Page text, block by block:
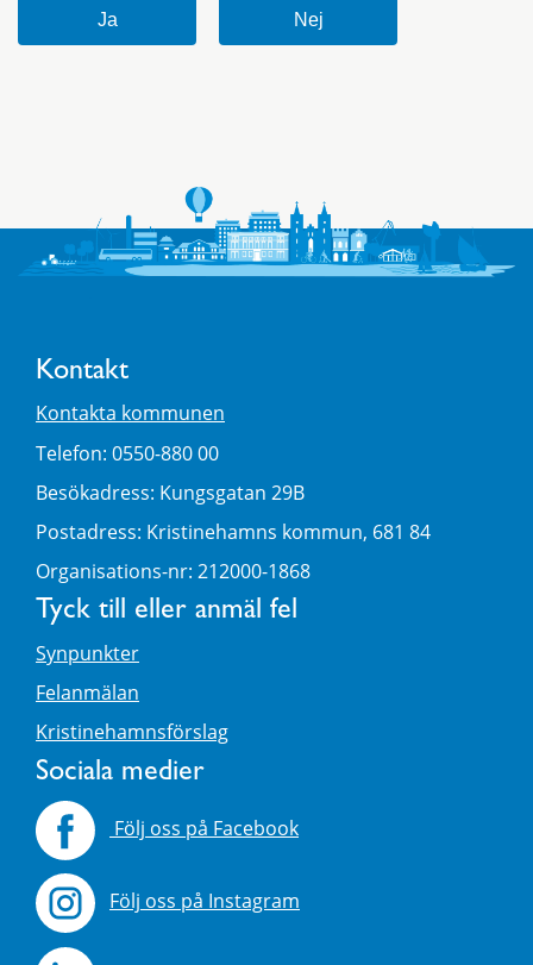
Kontakt
Kontakta kommunen
Telefon: 0550-880 00
Besökadress: Kungsgatan 29B
Postadress: Kristinehamns kommun, 681 84
Organisations-nr: 212000-1868
Tyck till eller anmäl fel
Synpunkter
Felanmälan
Kristinehamnsförslag
Sociala medier
Följ oss på Facebook
Följ oss på Instagram